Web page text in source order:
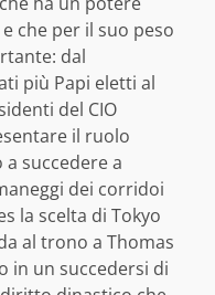
che per il suo peso
dal
più Papi eletti al
del CIO
il ruolo
succedere a
dei corridoi
la scelta di Tokyo
al trono a Thomas
in un succedersi di